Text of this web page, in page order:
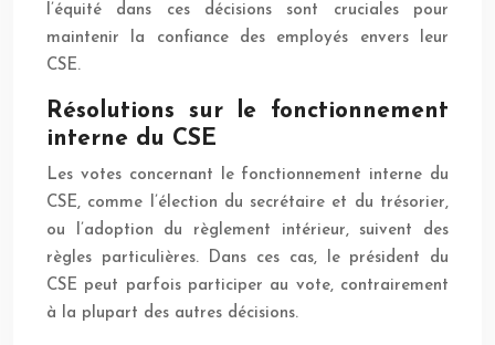
l’équité dans ces décisions sont cruciales pour
maintenir la confiance des employés envers leur
CSE.
Résolutions sur le fonctionnement
interne du CSE
Les votes concernant le fonctionnement interne du
CSE, comme l’élection du secrétaire et du trésorier,
ou l’adoption du règlement intérieur, suivent des
règles particulières. Dans ces cas, le président du
CSE peut parfois participer au vote, contrairement
à la plupart des autres décisions.